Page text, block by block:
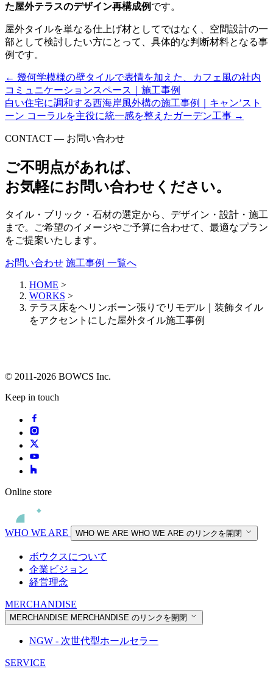
た屋外テラスのデザイン再構成例 です。
屋外タイルを単なる仕上げ材としてではなく、空間設計の一
部として検討したい方にとって、具体的な判断材料となる事
例です。
← 幾何学模様の壁タイルで表情を加えた、カフェ風の社内
コミュニケーションスペース｜施工事例
白い住宅に調和する西海岸風外構の施工事例｜キャン’スト
ーン コーラルを主役に統一感を整えたガーデン工事 →
CONTACT — お問い合わせ
ご不明点があれば、
お気軽にお問い合わせください。
タイル・ブリック・石材の選定から、デザイン・設計・施工
まで。ご希望のイメージやご予算に合わせて、最適なプラン
をご提案いたします。
お問い合わせ 施工事例 一覧へ
HOME >
WORKS >
テラス床をヘリンボーン張りでリモデル｜装飾タイル
をアクセントにした屋外タイル施工事例
© 2011-2026 BOWCS Inc.
Keep in touch
Online store
WHO WE ARE WHO WE ARE WHO WE ARE のリンクを開閉
ボウクスについて
企業ビジョン
経営理念
MERCHANDISE
MERCHANDISE MERCHANDISE のリンクを開閉
NGW - 次世代型ホールセラー
SERVICE